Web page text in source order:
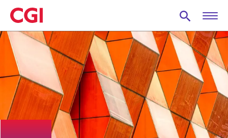
Skip
to
main
content